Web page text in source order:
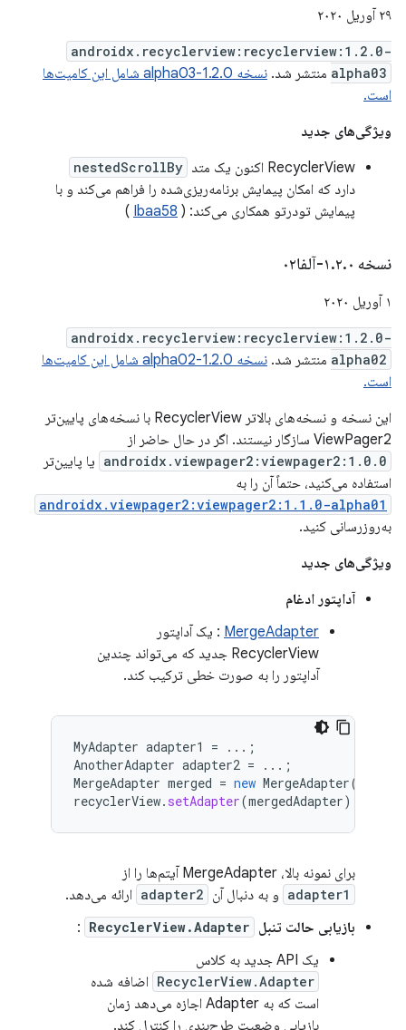
۲۹ آوریل ۲۰۲۰
androidx.recyclerview:recyclerview:1.2.0-
alpha03 منتشر شد.
نسخه 1.2.0-alpha03 شامل این کامیت‌ها
است.
ویژگی‌های جدید
RecyclerView اکنون یک متد
nestedScrollBy
دارد که امکان پیمایش برنامه‌ریزی‌شده را فراهم می‌کند و با
پیمایش تودرتو همکاری می‌کند: ( Ibaa58
)
نسخه ۱ .۲.۰-آلفا۰۲
۱ آوریل ۲۰۲۰
androidx.recyclerview:recyclerview:1.2.0-
alpha02 منتشر شد.
نسخه 1.2.0-alpha02 شامل این کامیت‌ها
است.
این نسخه و نسخه‌های بالاتر RecyclerView با نسخه‌های پایین‌تر
ViewPager2 سازگار نیستند. اگر در حال حاضر از
androidx.viewpager2:viewpager2:1.0.0 یا پایین‌تر
استفاده می‌کنید، حتماً آن را به
androidx.viewpager2:viewpager2:1.1.0-alpha01
به‌روزرسانی کنید.
ویژگی‌های جدید
آداپتور ادغام
MergeAdapter : یک آداپتور
RecyclerView جدید که می‌تواند چندین
آداپتور را به صورت خطی ترکیب کند.
MyAdapter adapter1 =
...;
AnotherAdapter adapter2 =
...;
MergeAdapter merged = new MergeAdapter(
recyclerView. setAdapter(mergedAdapter);
برای نمونه بالا، MergeAdapter آیتم‌ها را از
adapter1 و به دنبال آن adapter2 ارائه می‌دهد.
بازیابی حالت تنبل RecyclerView.Adapter
:
یک API جدید به کلاس
RecyclerView.Adapter اضافه شده
است که به Adapter اجازه می‌دهد زمان
بازیابی وضعیت طرح‌بندی را کنترل کند.